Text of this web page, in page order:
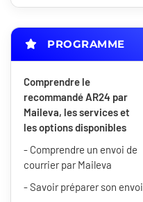
PROGRAMME
Comprendre le
recommandé AR24 par
Maileva, les services et
les options disponibles
- Comprendre un envoi de
courrier par Maileva
- Savoir préparer son envoi